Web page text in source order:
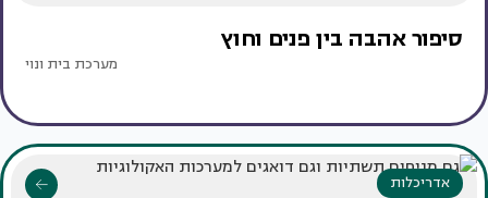
סיפור אהבה בין פנים וחוץ
מערכת בית ונוי
אדריכלות